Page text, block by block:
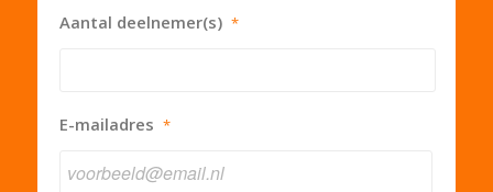
Aantal deelnemer(s) *
E-mailadres *